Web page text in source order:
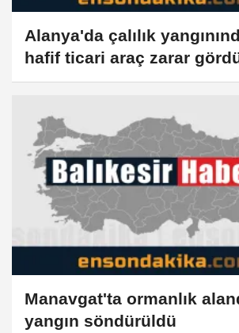
Alanya'da çalılık
hafif ticari araç zarar
Manavgat'ta ormanlık
yangın söndürüldü